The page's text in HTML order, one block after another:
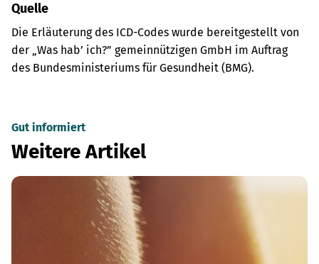
Quelle
Die Erläuterung des ICD-Codes wurde bereitgestellt von
der „Was hab’ ich?” gemeinnützigen GmbH im Auftrag
des Bundesministeriums für Gesundheit (BMG).
Gut informiert
Weitere Artikel